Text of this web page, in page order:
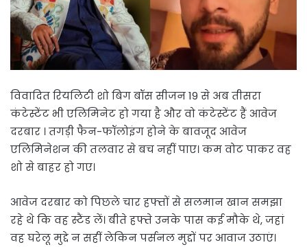
विवादित रियलिटी शो बिग बॉस सीजन 19 से अब तीसरा
कंटेस्टेंट भी एलिमिनेट हो गया है और वो कंटेस्टेंट हैं आवेज
दरबार । तगड़ी फैन-फॉलोइंग होने के बावजूद आवेज
एलिमिनेशन की तलवार से बच नहीं पाए। कम वोट पाकर वह
शो से बाहर हो गए।
आवेज दरबार को पिछले चार हफ्तों से सलमान खान समझा
रहे थे कि वह स्टैंड लें। बीते हफ्ते उनके पास कई मौके थे, जहां
वह घरेलू मुद्दे न सहीं लेकिन पर्सनल मुद्दों पर आवाज उठाएं।